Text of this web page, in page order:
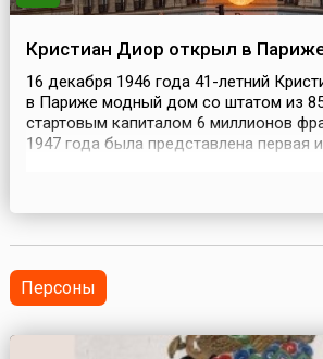
Кристиан Диор открыл в
16 декабря 1946 года 41-летний
в Париже модный дом со штатом из
стартовым капиталом 6 миллионов
1947 года была представлена первая
отличалс...
Персоны